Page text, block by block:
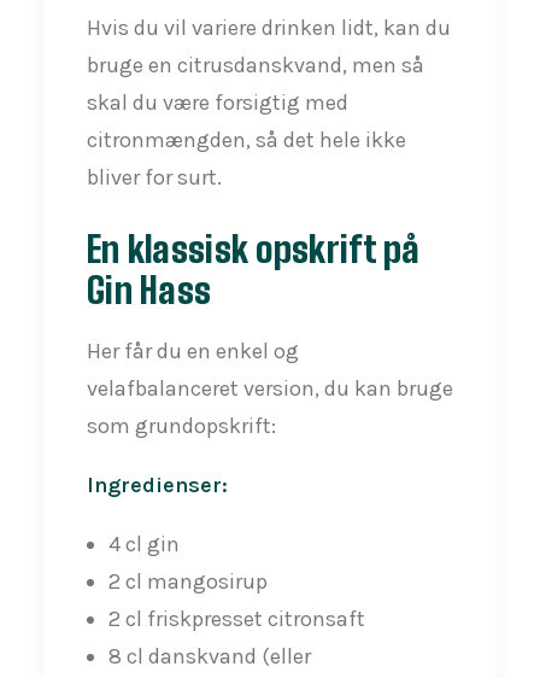
Hvis du vil variere drinken lidt, kan du
bruge en citrusdanskvand, men så
skal du være forsigtig med
citronmængden, så det hele ikke
bliver for surt.
En klassisk opskrift på
Gin Hass
Her får du en enkel og
velafbalanceret version, du kan bruge
som grundopskrift:
Ingredienser:
4 cl gin
2 cl mangosirup
2 cl friskpresset citronsaft
8 cl danskvand (eller